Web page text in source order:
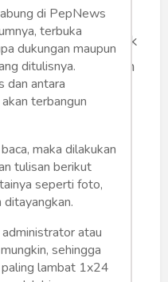
yang melimpah.
menjadi tonggak
nasional dalam
di PepNews
terbuka
dukungan maupun
ditulisnya.
dan antara
terbangun
maka dilakukan
tulisan berikut
seperti foto,
atau
sehingga
lambat 1x24